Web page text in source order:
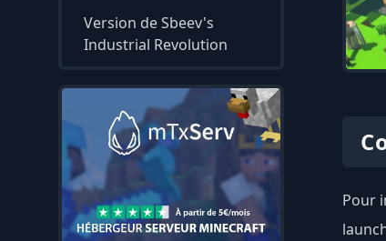
Version de Sbeev's
Industrial Revolution
Pour